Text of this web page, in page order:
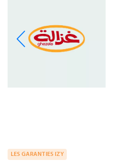
LES GARANTIES IZY